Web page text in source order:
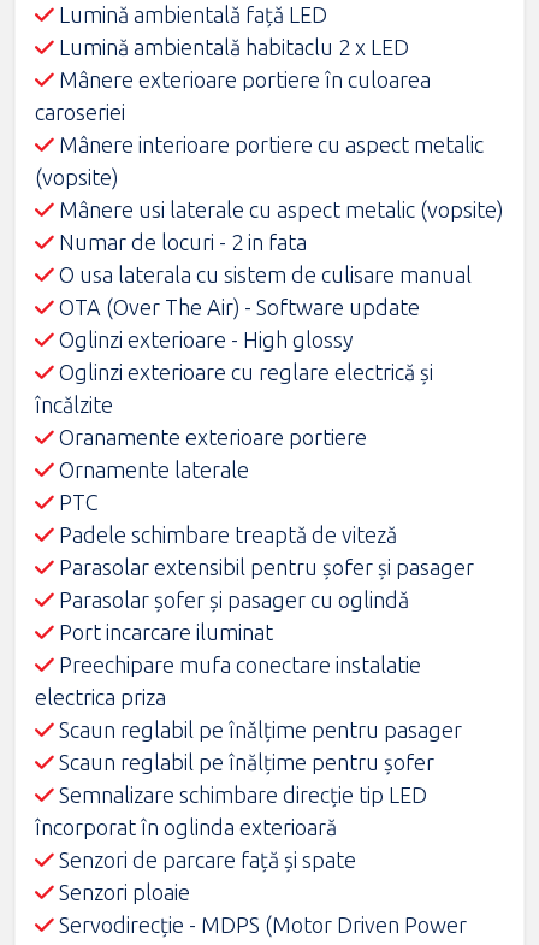
Lumină ambientală faţă LED
Lumină ambientală habitaclu 2 x LED
Mânere exterioare portiere în culoarea
caroseriei
Mânere interioare portiere cu aspect metalic
(vopsite)
Mânere usi laterale cu aspect metalic (vopsite)
Numar de locuri - 2 in fata
O usa laterala cu sistem de culisare manual
OTA (Over The Air) - Software update
Oglinzi exterioare - High glossy
Oglinzi exterioare cu reglare electrică şi
încălzite
Oranamente exterioare portiere
Ornamente laterale
PTC
Padele schimbare treaptă de viteză
Parasolar extensibil pentru şofer şi pasager
Parasolar șofer și pasager cu oglindă
Port incarcare iluminat
Preechipare mufa conectare instalatie
electrica priza
Scaun reglabil pe înălţime pentru pasager
Scaun reglabil pe înălţime pentru şofer
Semnalizare schimbare direcţie tip LED
încorporat în oglinda exterioară
Senzori de parcare faţă şi spate
Senzori ploaie
Servodirecţie - MDPS (Motor Driven Power